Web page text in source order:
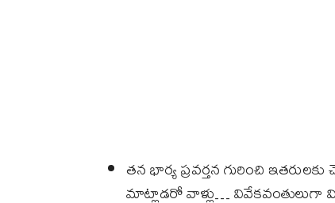
తన భార్య ప్రవర్తన గురించి
మాట్లాడరో వాళ్లు… వివేకవంతులుగా